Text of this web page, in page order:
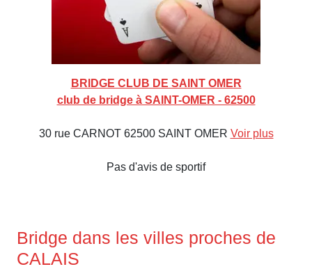
BRIDGE CLUB DE SAINT OMER
club de bridge à SAINT-OMER - 62500
30 rue CARNOT 62500 SAINT OMER Voir plus
Pas d'avis de sportif
Bridge dans les villes proches de
CALAIS